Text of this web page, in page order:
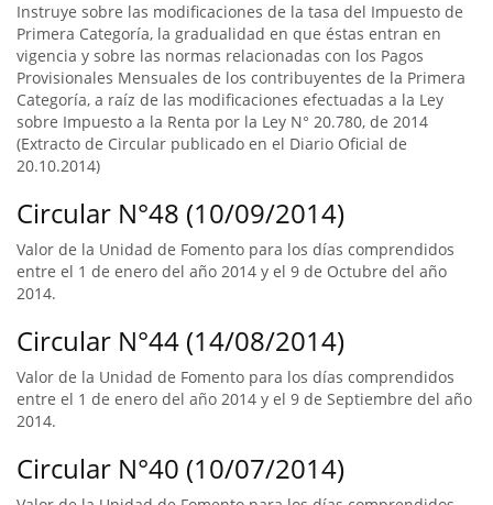
Instruye sobre las modificaciones de la tasa del Impuesto de
Primera Categoría, la gradualidad en que éstas entran en
vigencia y sobre las normas relacionadas con los Pagos
Provisionales Mensuales de los contribuyentes de la Primera
Categoría, a raíz de las modificaciones efectuadas a la Ley
sobre Impuesto a la Renta por la Ley N° 20.780, de 2014
(Extracto de Circular publicado en el Diario Oficial de
20.10.2014)
Circular N°48 (10/09/2014)
Valor de la Unidad de Fomento para los días comprendidos
entre el 1 de enero del año 2014 y el 9 de Octubre del año
2014.
Circular N°44 (14/08/2014)
Valor de la Unidad de Fomento para los días comprendidos
entre el 1 de enero del año 2014 y el 9 de Septiembre del año
2014.
Circular N°40 (10/07/2014)